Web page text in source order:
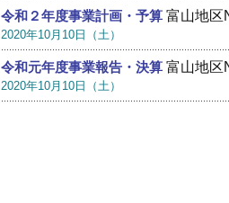
令和２年度事業計画・予算 富山地区
2020年10月10日（土）
令和元年度事業報告・決算 富山地区
2020年10月10日（土）